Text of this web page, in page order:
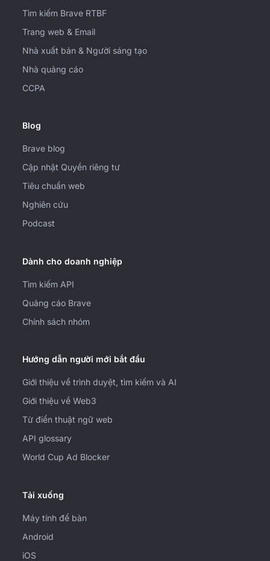
Tìm kiếm Brave RTBF
Trang web & Email
Nhà xuất bản & Người sáng tạo
Nhà quảng cáo
CCPA
Blog
Brave blog
Cập nhật Quyền riêng tư
Tiêu chuẩn web
Nghiên cứu
Podcast
Dành cho doanh nghiệp
Tìm kiếm API
Quảng cáo Brave
Chính sách nhóm
Hướng dẫn người mới bắt đầu
Giới thiệu về trình duyệt, tìm kiếm và AI
Giới thiệu về Web3
Từ điển thuật ngữ web
API glossary
World Cup Ad Blocker
Tải xuống
Máy tính để bàn
Android
iOS